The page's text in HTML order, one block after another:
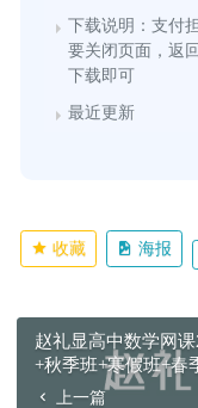
下载说明：支付
要关闭页面，返
下载即可
最近更新
收藏 海报
赵礼显高中数学网
+秋季班+寒假班+春
上一篇